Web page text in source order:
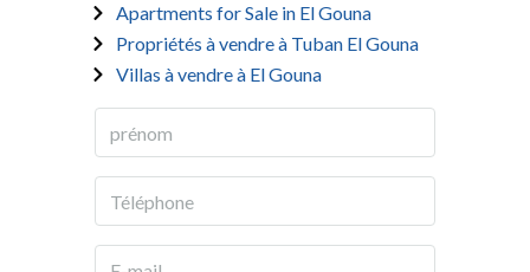
Apartments for Sale in El Gouna
Propriétés à vendre à Tuban El Gouna
Villas à vendre à El Gouna